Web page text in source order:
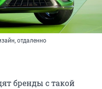
отдаленно
бренды с такой